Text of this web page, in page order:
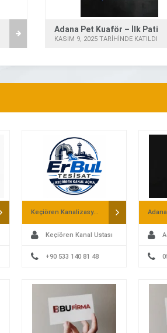
Adana Pet Kuaför – İlk Pati
KASIM 9, 2025 TARİHİNDE KATILDI
Keçiören Kanalizasyon Açma – ErBul Tesisat
Keçiören Kanal Ustası
+90 533 140 81 48